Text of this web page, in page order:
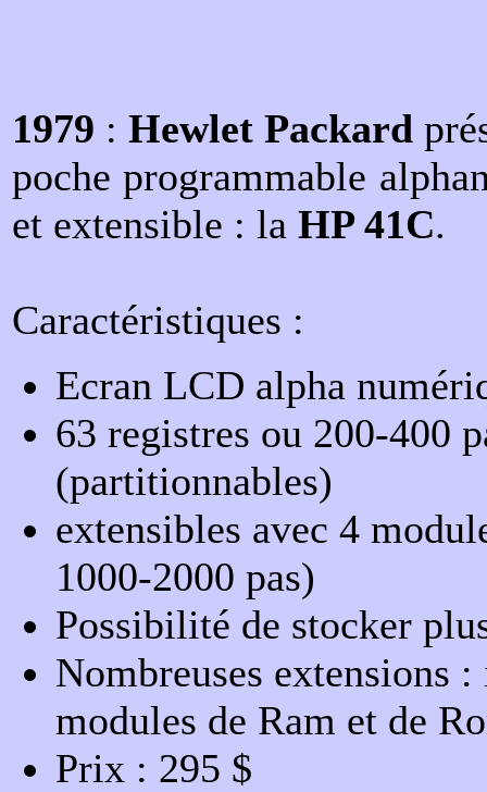
1979 : Hewlet Packard
poche programmable
et extensible : la HP 41C.
Caractéristiques :
Ecran LCD alpha
63 registres ou 200-400
(partitionnables)
extensibles avec 4
1000-2000 pas)
Possibilité de stocker
Nombreuses extensions
modules de Ram et de
Prix : 295 $